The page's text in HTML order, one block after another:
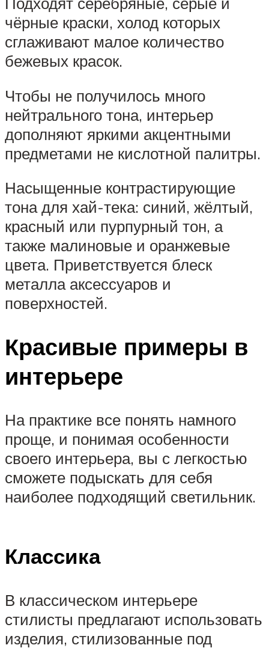
чёрные краски, холод которых
сглаживают малое количество
бежевых красок.
Чтобы не получилось много
нейтрального тона, интерьер
дополняют яркими акцентными
предметами не кислотной палитры.
Насыщенные контрастирующие
тона для хай-тека: синий, жёлтый,
красный или пурпурный тон, а
также малиновые и оранжевые
цвета. Приветствуется блеск
металла аксессуаров и
поверхностей.
Красивые примеры в
интерьере
На практике все понять намного
проще, и понимая особенности
своего интерьера, вы с легкостью
сможете подыскать для себя
наиболее подходящий светильник.
Классика
В классическом интерьере
стилисты предлагают использовать
изделия, стилизованные под